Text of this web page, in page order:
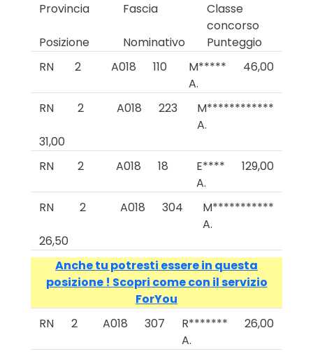
Provincia
Fascia
Classe
concorso
Posizione
Nominativo
Punteggio
RN
2 A018 110
M*****
A.
46,00
RN 2 A018 223
M************
A.
31,00
RN
2 A018 18
E****
A.
129,00
RN 2 A018 304
M***********
A.
26,50
Anche tu potresti essere in questa
posizione ! Scopri come con il servizio
ForYou
RN
2 A018 307
R*******
A.
26,00